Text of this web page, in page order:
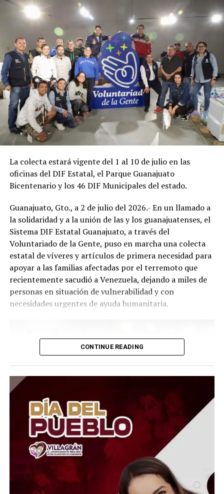
La colecta estará vigente del 1 al 10 de julio en las
oficinas del DIF Estatal, el Parque Guanajuato
Bicentenario y los 46 DIF Municipales del estado.
Guanajuato, Gto., a 2 de julio del 2026.- En un llamado a
la solidaridad y a la unión de las y los guanajuatenses, el
Sistema DIF Estatal Guanajuato, a través del
Voluntariado de la Gente, puso en marcha una colecta
estatal de víveres y artículos de primera necesidad para
apoyar a las familias afectadas por el terremoto que
recientemente sacudió a Venezuela, dejando a miles de
personas en situación de vulnerabilidad y con
necesidades urgentes de ayuda humanitaria.
El Presidente del Consejo Consultivo del Sistema DIF
Estatal Guanajuato, Juan Carlos Montesinos Carranza,
señaló que esta iniciativa busca brindar apoyo solidario y
oportuno a quienes atraviesan momentos difíciles, por
lo que convocó a la ciudadanía, al sector empresarial,
asociaciones civiles, grupos voluntarios y sociedad en
general, a sumarse a esta causa mediante la donación de
insumos esenciales.
CONTINUE READING